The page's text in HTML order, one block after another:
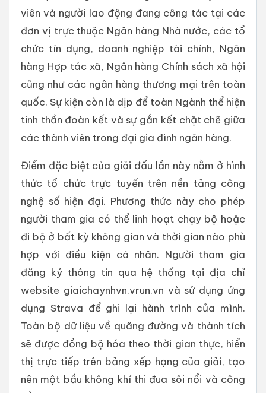
viên và người lao động đang công tác tại các
đơn vị trực thuộc Ngân hàng Nhà nước, các tổ
chức tín dụng, doanh nghiệp tài chính, Ngân
hàng Hợp tác xã, Ngân hàng Chính sách xã hội
cũng như các ngân hàng thương mại trên toàn
quốc. Sự kiện còn là dịp để toàn Ngành thể hiện
tinh thần đoàn kết và sự gắn kết chặt chẽ giữa
các thành viên trong đại gia đình ngân hàng.
Điểm đặc biệt của giải đấu lần này nằm ở hình
thức tổ chức trực tuyến trên nền tảng công
nghệ số hiện đại. Phương thức này cho phép
người tham gia có thể linh hoạt chạy bộ hoặc
đi bộ ở bất kỳ không gian và thời gian nào phù
hợp với điều kiện cá nhân. Người tham gia
đăng ký thông tin qua hệ thống tại địa chỉ
website giaichaynhvn.vrun.vn và sử dụng ứng
dụng Strava để ghi lại hành trình của mình.
Toàn bộ dữ liệu về quãng đường và thành tích
sẽ được đồng bộ hóa theo thời gian thực, hiển
thị trực tiếp trên bảng xếp hạng của giải, tạo
nên một bầu không khí thi đua sôi nổi và công